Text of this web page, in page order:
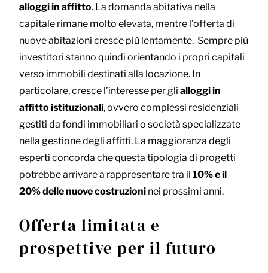
alloggi in affitto. La domanda abitativa nella
capitale rimane molto elevata, mentre l’offerta di
nuove abitazioni cresce più lentamente. Sempre più
investitori stanno quindi orientando i propri capitali
verso immobili destinati alla locazione. In
particolare, cresce l’interesse per gli alloggi in
affitto istituzionali, ovvero complessi residenziali
gestiti da fondi immobiliari o società specializzate
nella gestione degli affitti. La maggioranza degli
esperti concorda che questa tipologia di progetti
potrebbe arrivare a rappresentare tra il 10% e il
20% delle nuove costruzioni nei prossimi anni.
Offerta limitata e
prospettive per il futuro